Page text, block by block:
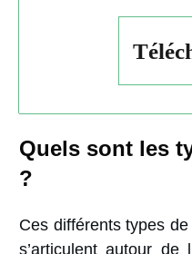
Quels sont les
?
Ces différents types
s’articulent autour